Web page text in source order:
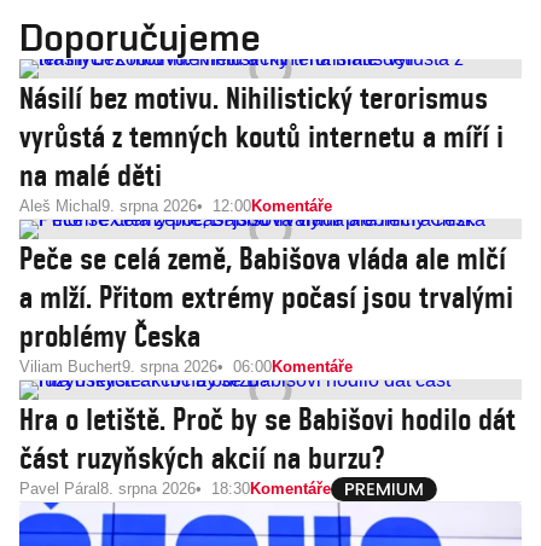
Doporučujeme
Násilí bez motivu. Nihilistický terorismus
vyrůstá z temných koutů internetu a míří i
na malé děti
Aleš Michal 9. srpna 2026 12:00Komentáře
Peče se celá země, Babišova vláda ale mlčí
a mlží. Přitom extrémy počasí jsou trvalými
problémy Česka
Viliam Buchert9. srpna 2026 06:00Komentáře
Hra o letiště. Proč by se Babišovi hodilo dát
část ruzyňských akcií na burzu?
Pavel Páral 8. srpna 2026 18:30Komentáře